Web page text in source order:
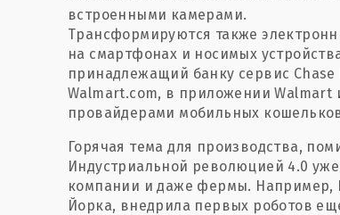
встроенными камерами.
Трансформируются также
на смартфонах и носимых
принадлежащий банку сервис Chase
Walmart.com, в приложении Walmart
провайдерами мобильных
Горячая тема для производства,
Индустриальной революцией 4.0
компании и даже фермы. Например,
Йорка, внедрила первых роботов